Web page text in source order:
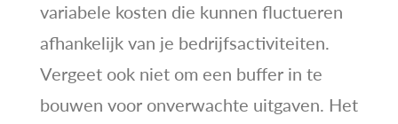
variabele kosten die kunnen fluctueren
afhankelijk van je bedrijfsactiviteiten.
Vergeet ook niet om een buffer in te
bouwen voor onverwachte uitgaven. Het